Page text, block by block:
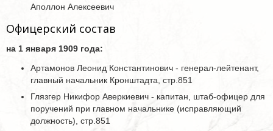
Аполлон Алексеевич
Офицерский состав
на 1 января 1909 года:
Артамонов Леонид Константинович - генерал-лейтенант,
главный начальник Кронштадта, стр.851
Глязгер Никифор Аверкиевич - капитан, штаб-офицер для
поручений при главном начальнике (исправляющий
должность), стр.851